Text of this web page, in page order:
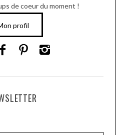
de coeur du moment !
profil